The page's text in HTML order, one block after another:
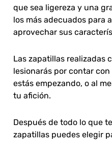
que sea ligereza y una
los más adecuados para
aprovechar sus
Las zapatillas realizadas
lesionarás por contar
estás empezando, o al
tu afición.
Después de todo lo que
zapatillas puedes elegir